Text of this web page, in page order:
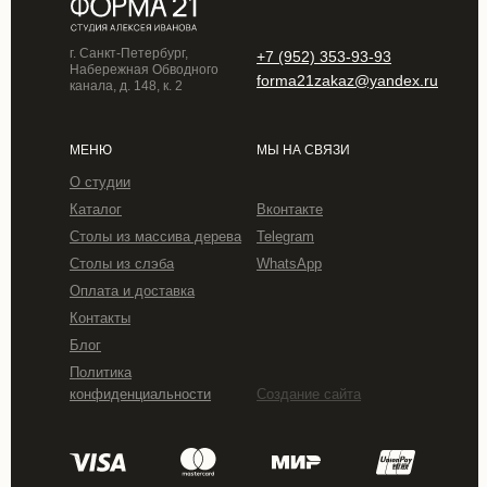
+7 (952) 353-93-93
forma21zakaz@yandex.ru
г. Санкт-Петербург,
Набережная Обводного
канала, д. 148, к. 2
МЕНЮ
О студии
Каталог
Столы из массива дерева
Столы из слэба
Оплата и доставка
Контакты
Блог
Политика
конфиденциальности
МЫ НА СВЯЗИ
Вконтакте
WhatsApp
Telegram
Создание сайта